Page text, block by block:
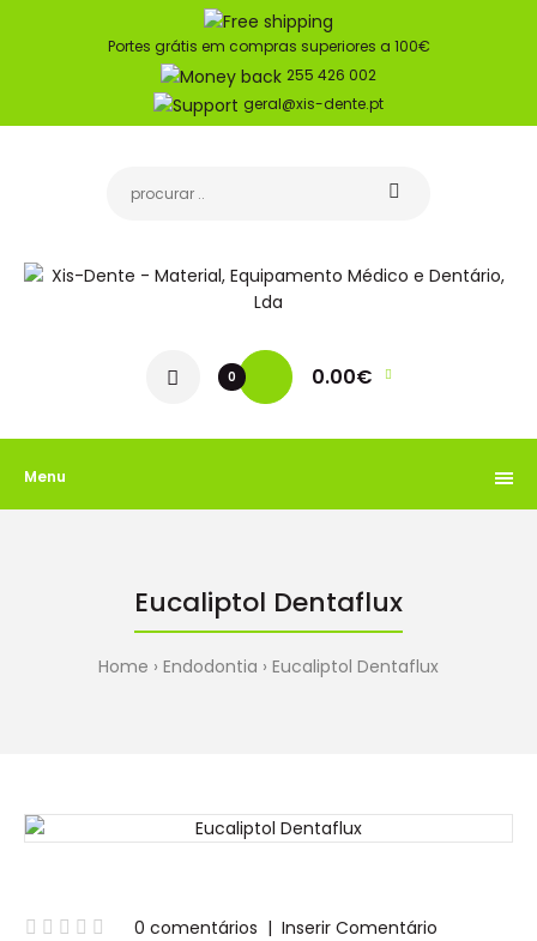
Portes grátis em compras superiores a 100€
255 426 002
geral@xis-dente.pt
0 0.00€
Menu
Eucaliptol Dentaflux
Home Endodontia Eucaliptol Dentaflux
0 comentários | Inserir Comentário